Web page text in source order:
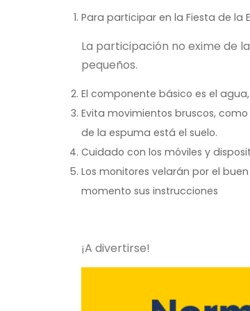
Para participar en la Fiesta de la
La participación no exime de
pequeños.
El componente básico es el
Evita movimientos bruscos,
de la espuma está el suelo.
Cuidado con los móviles y
Los monitores velarán por el
momento sus instrucciones
¡A divertirse!